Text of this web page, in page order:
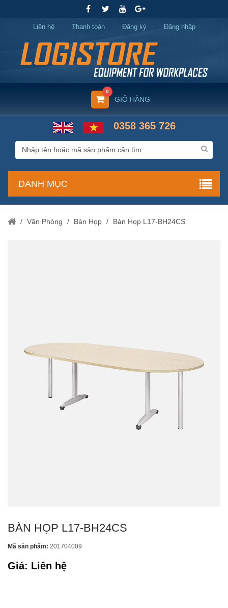
Liên hệ Thanh toán Đăng ký Đăng nhập
GIỎ HÀNG
0
0358 365 726
DANH MỤC
/ Văn Phòng / Bàn Họp / Bàn Họp L17-BH24CS
BÀN HỌP L17-BH24CS
Mã sản phẩm: 201704009
Giá: Liên hệ